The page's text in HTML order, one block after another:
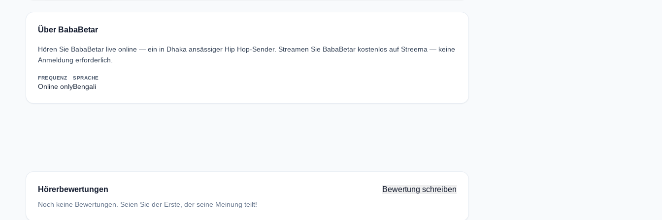
Über BabaBetar
Hören Sie BabaBetar live online — ein in Dhaka ansässiger Hip Hop-Sender. Streamen Sie BabaBetar kostenlos auf Streema — keine
Anmeldung erforderlich.
FREQUENZ
Online only
SPRACHE
Bengali
Hörerbewertungen Bewertung schreiben
Noch keine Bewertungen. Seien Sie der Erste, der seine Meinung teilt!